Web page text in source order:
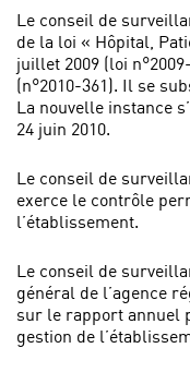
Le conseil de
de la loi « Hôpital,
juillet 2009 (loi
(n°2010-361). Il se
La nouvelle instance
24 juin 2010.
Le conseil de
exerce le contrôle
l’établissement.
Le conseil de
général de l’agence
sur le rapport annuel
gestion de